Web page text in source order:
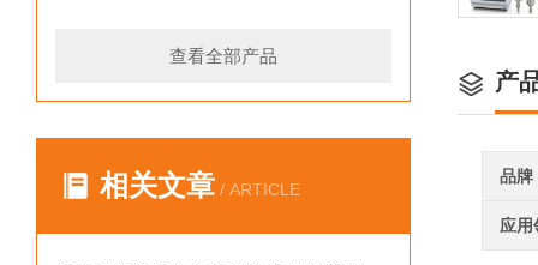
查看全部产品
相关文章 / ARTICLE
产
品牌
应用